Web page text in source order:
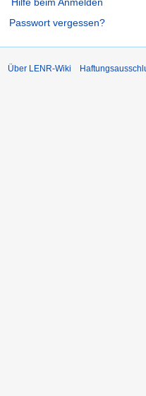
Hilfe beim Anmelden
Passwort vergessen?
Über LENR-Wiki